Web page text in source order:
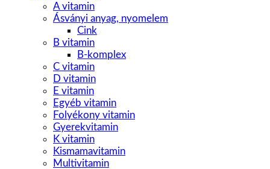
A vitamin
Ásványi anyag, nyomelem
Cink
B vitamin
B-komplex
C vitamin
D vitamin
E vitamin
Egyéb vitamin
Folyékony vitamin
Gyerekvitamin
K vitamin
Kismamavitamin
Multivitamin